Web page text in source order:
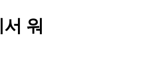
워